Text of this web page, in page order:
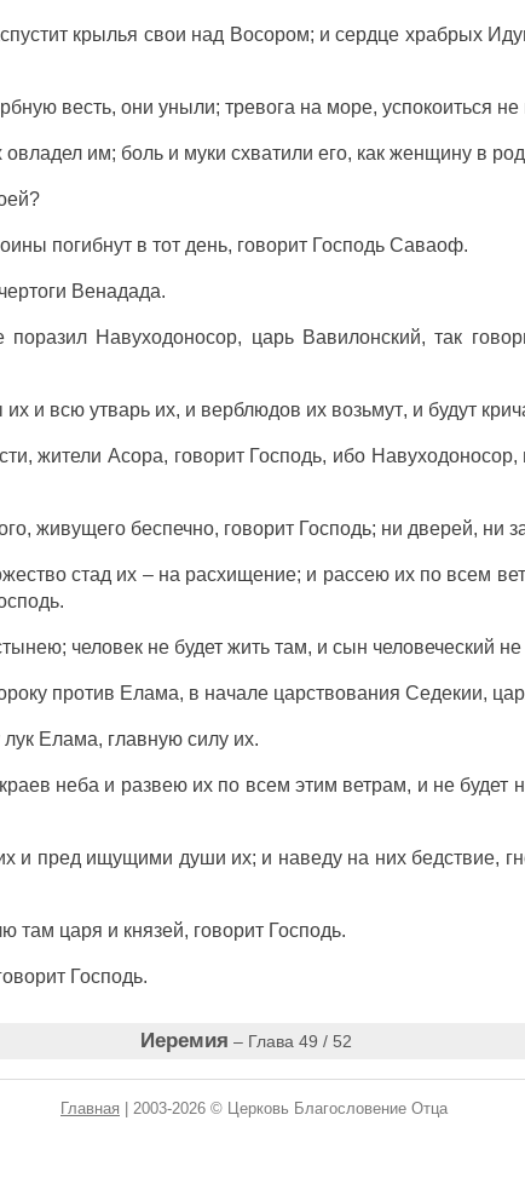
крылья свои над Восором; исердце храбрых
весть, они уныли; тревога на море, успокоиться не
овладелим; больи муки схватили его, как женщину в
погибнутв тот день, говорит Господь Саваоф.
чертоги Венадада.
поразил Навуходоносор, царь Вавилонский, так
их и всю утварьих, и верблюдов их возьмут, и будут
,жители Асора, говорит Господь, ибо Навуходоносор,
, живущего беспечно, говорит Господь; ни дверей, ни
стад их – на расхищение; и рассеюих по всем
.
; человекне будет житьтам, и сын человеческий не
против Елама, в начале царствования Седекии,
лук Елама, главную силуих.
краев неба и развеюих по всем этим ветрам, и не будет
и пред ищущими души их; и наведуна них бедствие,
там царя и князей, говорит Господь.
Господь.
Иеремия – Глава 49 / 52
Главная | 2003-2026 © Церковь Благословение Отца